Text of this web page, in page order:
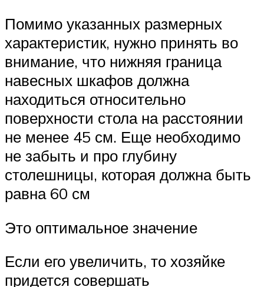
Помимо указанных размерных
характеристик, нужно принять во
внимание, что нижняя граница
навесных шкафов должна
находиться относительно
поверхности стола на расстоянии
не менее 45 см. Еще необходимо
не забыть и про глубину
столешницы, которая должна быть
равна 60 см
Это оптимальное значение
Если его увеличить, то хозяйке
придется совершать